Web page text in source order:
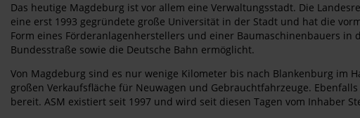
Das heutige Magdeburg ist vor allem eine Verwaltungsstadt. Die
eine erst 1993 gegründete große Universität in der Stadt und hat die
Form eines Förderanlagenherstellers und einer Baumaschinenbauers
Bundesstraße sowie die Deutsche Bahn ermöglicht.
Von Magdeburg sind es nur wenige Kilometer bis nach Blankenburg im
großen Verkaufsfläche für Neuwagen und Gebrauchtfahrzeuge.
bereit. ASM existiert seit 1997 und wird seit diesen Tagen vom Inhaber